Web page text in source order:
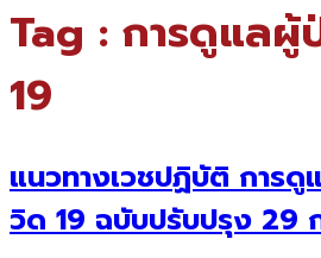
Tag : การดูแลผู้
19
แนวทางเวชปฏิบัติ การดู
วิด 19 ฉบับปรับปรุง 29